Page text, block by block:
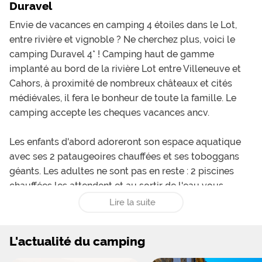
Duravel
Envie de vacances en camping 4 étoiles dans le Lot,
entre rivière et vignoble ? Ne cherchez plus, voici le
camping Duravel 4* ! Camping haut de gamme
implanté au bord de la rivière Lot entre Villeneuve et
Cahors, à proximité de nombreux châteaux et cités
médiévales, il fera le bonheur de toute la famille. Le
camping accepte les cheques vacances ancv.
Les enfants d'abord adoreront son espace aquatique
avec ses 2 pataugeoires chauffées et ses toboggans
géants. Les adultes ne sont pas en reste : 2 piscines
chauffées les attendent et au sortir de l'eau vous
profiterez des terrasses aménagées de chaises longues
Côté logement, le camping 4* Duravel vous propose
tout un panel de mobil-homes et chalets. Voyez ainsi
Lire la suite
L'actualité du camping